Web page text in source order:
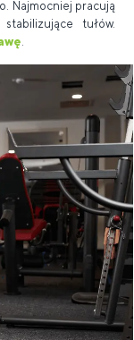
Najmocniej pracują
tułów.